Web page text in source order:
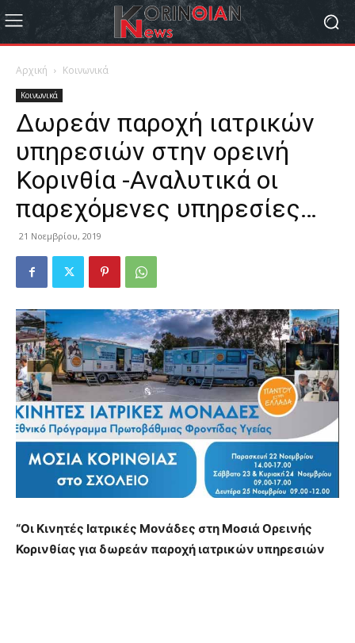
Αρχική Κοινωνικά
Κοινωνικά
Δωρεάν παροχή ιατρικών
υπηρεσιών στην ορεινή
Κορινθία -Αναλυτικά οι
παρεχόμενες υπηρεσίες…
21 Νοεμβρίου, 2019
“Οι Κινητές Ιατρικές Μονάδες στη Μοσιά Ορεινής
Κορινθίας για δωρεάν παροχή ιατρικών υπηρεσιών